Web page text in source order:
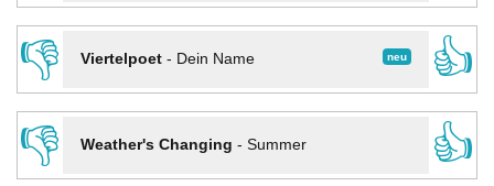
👎
neu
Viertelpoet- Dein Name
👍
👎
Weather's Changing - Summer
👍